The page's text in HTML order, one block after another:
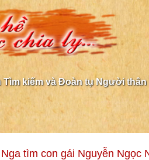
Tìm kiếm và Đoàn tụ Người thân
tìm con gái Nguyễn Ngọc